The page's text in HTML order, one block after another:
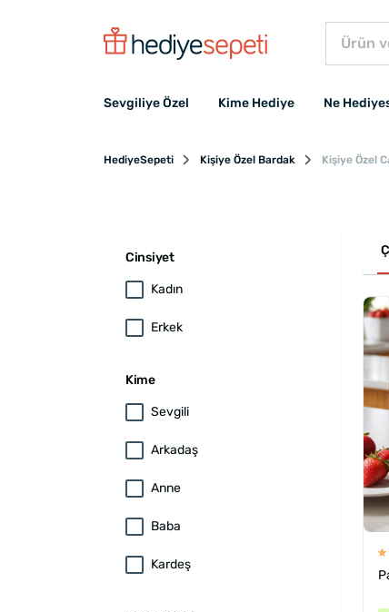
Sevgiliye Özel Kime Hediye Ne
HediyeSepeti Kişiye Özel Bardak Kişiye Özel
Cinsiyet
Kadın
Erkek
Kime
Sevgili
Arkadaş
Anne
Baba
Kardeş